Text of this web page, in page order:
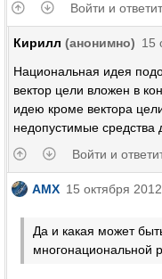
Войти и
Кирилл (анонимно) 15
Национальная идея
вектор цели вложен в
идею кроме вектора
недопустимые средства
Войти и
AMX 15 октября
Да и какая может
многонациональной